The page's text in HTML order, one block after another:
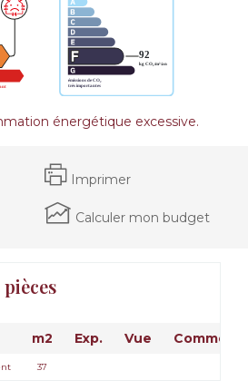
énergétique excessive.
Imprimer
Calculer mon budget
m2 Exp. Vue
37